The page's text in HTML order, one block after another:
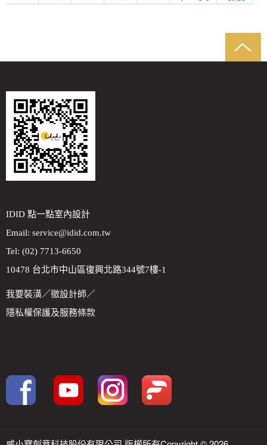
IDID 點一點室內設計
Email: service@idid.com.tw
Tel: (02) 7713-6650
10478 台北市中山區復興北路344號7樓-1
我要裝潢／徵設計師／
隱私權保護及服務條款